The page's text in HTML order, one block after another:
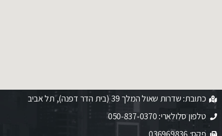
כתובת: שדרות שאול המלך 39 (בית הדר דפנה), תל אביב
טלפון סלולארי: 050-837-0370​